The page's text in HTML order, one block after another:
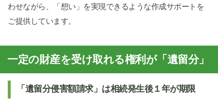
わせながら、「想い」を実現できるような作成サポートを
ご提供しています。
一定の財産を受け取れる権利が「遺留分」
「遺留分侵害額請求」は相続発生後１年が期限